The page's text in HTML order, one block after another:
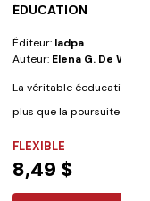
ÉDUCATION
Éditeur: Iadpa
Auteur: Elena G. De White
La véritable éeducation
plus que la poursuite de
FLEXIBLE
8,49 $